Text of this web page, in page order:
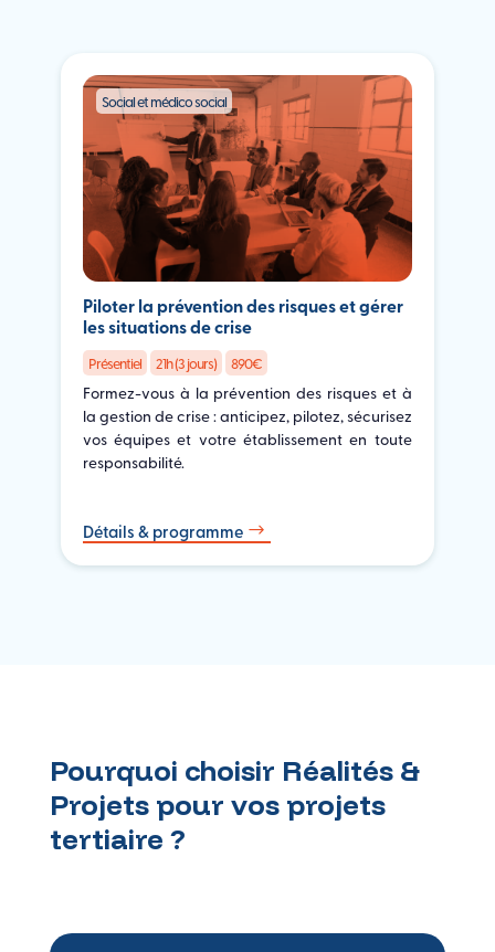
Social et médico social
Piloter la prévention des risques et gérer
les situations de crise
Présentiel 21h (3 jours) 890€
Formez-vous à la prévention des risques et à
la gestion de crise : anticipez, pilotez, sécurisez
vos équipes et votre établissement en toute
responsabilité.
Détails & programme $
Pourquoi choisir Réalités &
Projets pour vos projets
tertiaire ?